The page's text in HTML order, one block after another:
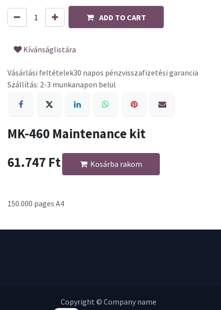
ADD TO CART
Kívánságlistára
Vásárlási feltételek30 napos pénzvisszafizetési garancia
Szállítás: 2-3 munkanapon belül
MK-460 Maintenance kit
61.747 Ft Kosárba rakom
150.000 pages A4
Copyright © Company name